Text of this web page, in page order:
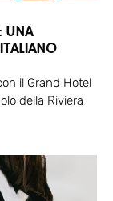
UNA
il Grand Hotel
della Riviera